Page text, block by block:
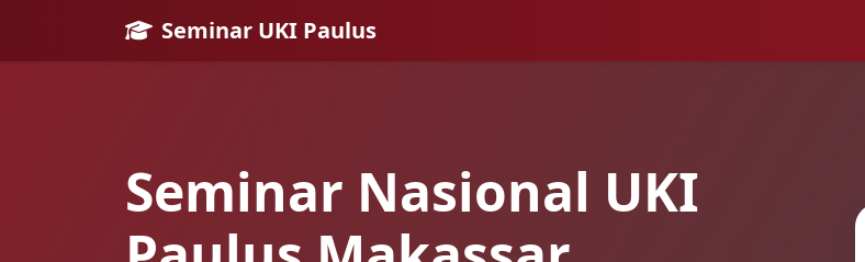
Seminar UKI Paulus
Seminar Nasional UKI